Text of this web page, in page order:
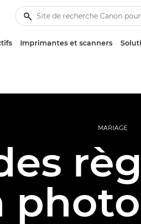
Imprimantes et scanners
MARIAGE